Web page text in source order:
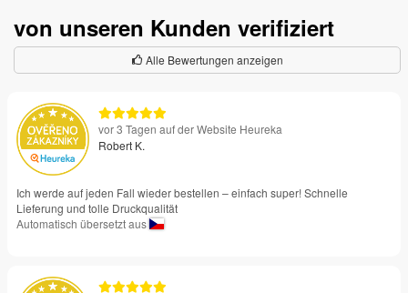
von unseren Kunden verifiziert
Alle Bewertungen anzeigen
vor 3 Tagen auf der Website Heureka
Robert K.
Ich werde auf jeden Fall wieder bestellen – einfach super! Schnelle
Lieferung und tolle Druckqualität
Automatisch übersetzt aus